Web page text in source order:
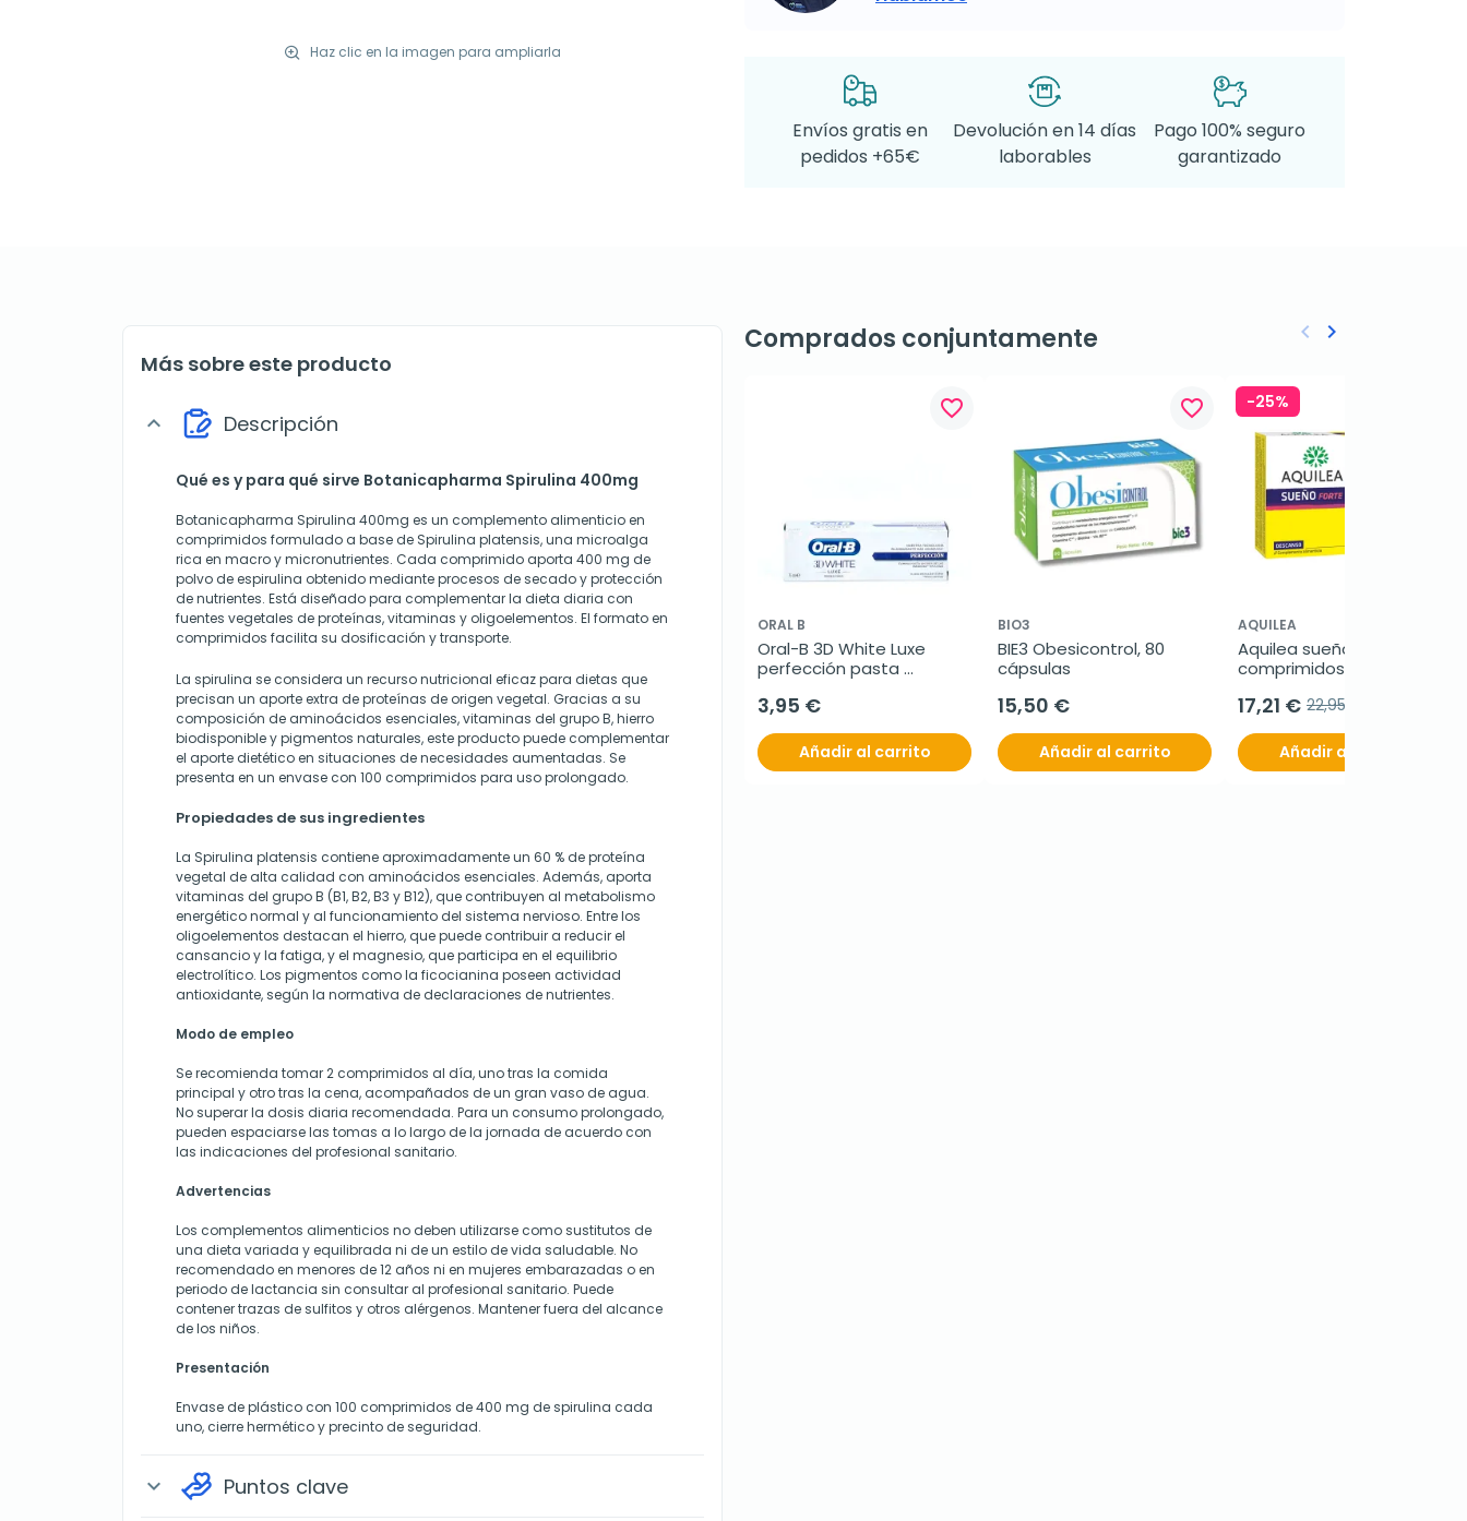
Haz clic en la imagen para ampliarla
Envíos gratis en
pedidos +65€
Devolución en 14 días
laborables
Pago 100% seguro
garantizado
Más sobre este producto
expand_more Descripción
Qué es y para qué sirve Botanicapharma Spirulina 400mg
Botanicapharma Spirulina 400mg es un complemento alimenticio en
comprimidos formulado a base de Spirulina platensis, una microalga
rica en macro y micronutrientes. Cada comprimido aporta 400 mg de
polvo de espirulina obtenido mediante procesos de secado y protección
de nutrientes. Está diseñado para complementar la dieta diaria con
fuentes vegetales de proteínas, vitaminas y oligoelementos. El formato en
comprimidos facilita su dosificación y transporte.
La spirulina se considera un recurso nutricional eficaz para dietas que
precisan un aporte extra de proteínas de origen vegetal. Gracias a su
composición de aminoácidos esenciales, vitaminas del grupo B, hierro
biodisponible y pigmentos naturales, este producto puede complementar
el aporte dietético en situaciones de necesidades aumentadas. Se
presenta en un envase con 100 comprimidos para uso prolongado.
Propiedades de sus ingredientes
La Spirulina platensis contiene aproximadamente un 60 % de proteína
vegetal de alta calidad con aminoácidos esenciales. Además, aporta
vitaminas del grupo B (B1, B2, B3 y B12), que contribuyen al metabolismo
energético normal y al funcionamiento del sistema nervioso. Entre los
oligoelementos destacan el hierro, que puede contribuir a reducir el
cansancio y la fatiga, y el magnesio, que participa en el equilibrio
electrolítico. Los pigmentos como la ficocianina poseen actividad
antioxidante, según la normativa de declaraciones de nutrientes.
Modo de empleo
Se recomienda tomar 2 comprimidos al día, uno tras la comida
principal y otro tras la cena, acompañados de un gran vaso de agua.
No superar la dosis diaria recomendada. Para un consumo prolongado,
pueden espaciarse las tomas a lo largo de la jornada de acuerdo con
las indicaciones del profesional sanitario.
Advertencias
Los complementos alimenticios no deben utilizarse como sustitutos de
una dieta variada y equilibrada ni de un estilo de vida saludable. No
recomendado en menores de 12 años ni en mujeres embarazadas o en
periodo de lactancia sin consultar al profesional sanitario. Puede
contener trazas de sulfitos y otros alérgenos. Mantener fuera del alcance
de los niños.
Presentación
Envase de plástico con 100 comprimidos de 400 mg de spirulina cada
uno, cierre hermético y precinto de seguridad.
expand_more Puntos clave
Comprados conjuntamente
favorite_border
ORAL B
Oral-B 3D White Luxe
perfección pasta
3,95 €
Añadir al carrito
favorite_border
BIO3
BIE3 Obesicontrol, 80
cápsulas
15,50 €
Añadir al carrito
-25%
AQUILEA
Aquilea sueño forte, 60
comprimidos
17,21 € 22,95 €
Añadir al carrito
Anterior
keyboard_arrow_left Siguiente
keyboard_arrow_right